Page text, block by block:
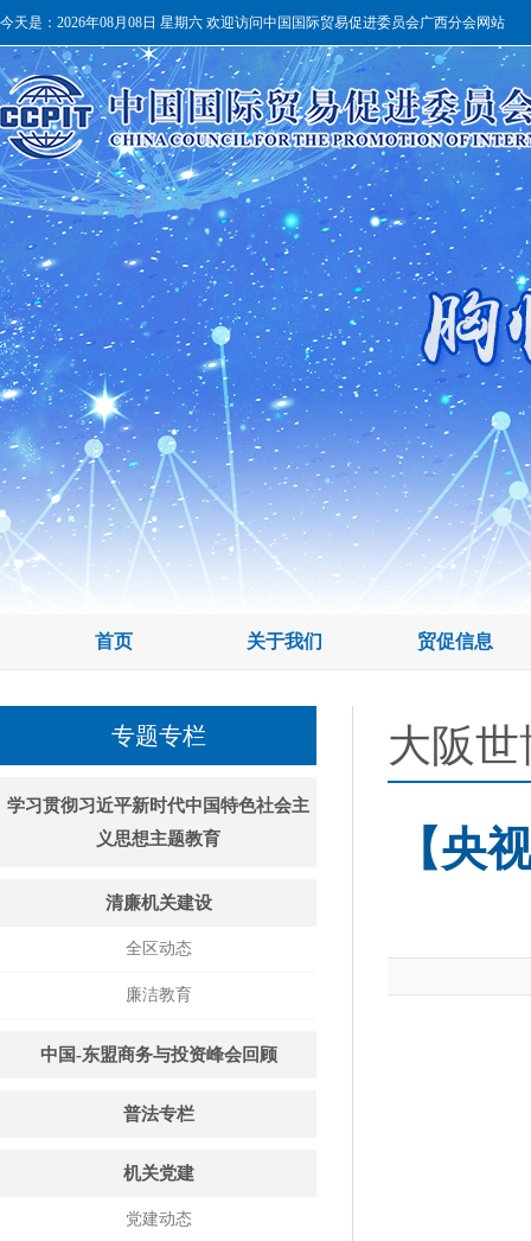
今天是： 2026年08月08日 星期六 欢迎访问中国国际贸易促进委员会广西分会网站
首页 关于我们 贸促信息
专题专栏
学习贯彻习近平新时代中国特色社会主
义思想主题教育
清廉机关建设
全区动态
廉洁教育
中国-东盟商务与投资峰会回顾
普法专栏
机关党建
党建动态
大阪世
【央